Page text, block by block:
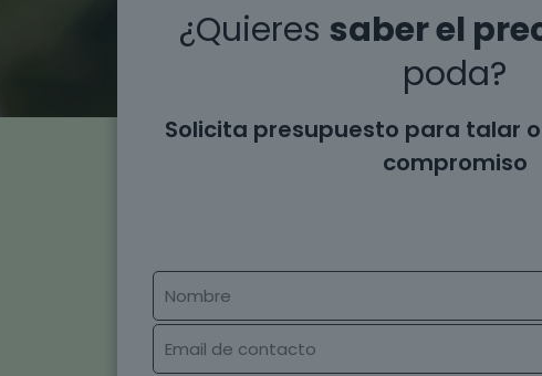
¿Quieres saber el
poda?
Solicita presupuesto para talar
compromiso